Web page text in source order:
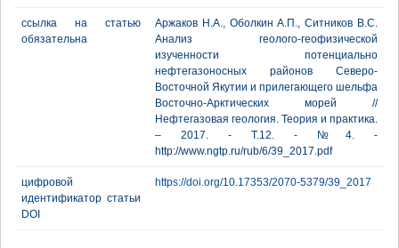
ссылка на статью
обязательна
Аржаков Н.А., Оболкин А.П., Ситников В.С.
Анализ геолого-геофизической
изученности потенциально
нефтегазоносных районов Северо-
Восточной Якутии и прилегающего шельфа
Восточно-Арктических морей //
Нефтегазовая геология. Теория и практика.
– 2017. - Т.12. - №4. -
http://www.ngtp.ru/rub/6/39_2017.pdf
цифровой
идентификатор статьи
DOI
https://doi.org/10.17353/2070-5379/39_2017